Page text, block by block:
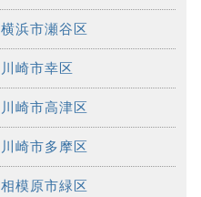
横浜市瀬谷区
川崎市幸区
川崎市高津区
川崎市多摩区
相模原市緑区